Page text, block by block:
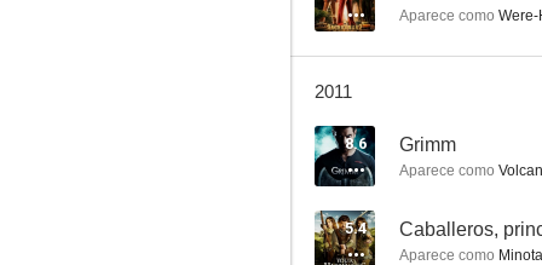
6.1
Aparece como Were-
2011
8.6 Grimm
Aparece como
5.4 Caballeros,
Aparece como